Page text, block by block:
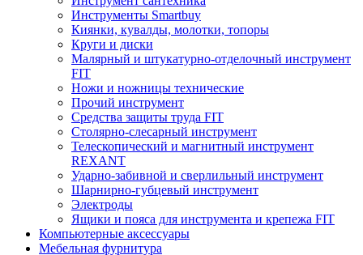
Инструменты Smartbuy
Киянки, кувалды, молотки, топоры
Круги и диски
Малярный и штукатурно-отделочный инструмент
FIT
Ножи и ножницы технические
Прочий инструмент
Средства защиты труда FIT
Столярно-слесарный инструмент
Телескопический и магнитный инструмент
REXANT
Ударно-забивной и сверлильный инструмент
Шарнирно-губцевый инструмент
Электроды
Ящики и пояса для инструмента и крепежа FIT
Компьютерные аксессуары
Мебельная фурнитура